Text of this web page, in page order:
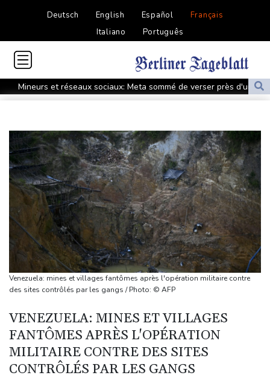
Deutsch English Español
Français
Italiano
Português
Mineurs et réseaux sociaux: Meta sommé de verser près d'un
milliard de dollars au Nouveau-Mexique
le soutient
Argentine: heurts entre police et manifestants hostiles à un
projet de loi sur la propriété privée
Yémen: au moins 58 soldats morts dans des attaques des
rebelles houthis
Colombie: investiture du président de la Espriella, allié de Trump
en guerre contre le narcotrafic
Marchés: retour de la nervosité sur le Moyen-Orient, l'Europe
s'offre tout de même des records
Wall Street termine en baisse, les incertitudes au Moyen-Orient
L'explosion d'une bombe dans un bus fait deux morts près de
Damas
Taïwan bloque un pont stratégique lors de la simulation d'une
invasion par la Chine
Venezuela: mines et villages fantômes après l'opération militaire contre
des sites contrôlés par les gangs / Photo: © AFP
VENEZUELA: MINES ET VILLAGES
FANTÔMES APRÈS L'OPÉRATION
MILITAIRE CONTRE DES SITES
CONTRÔLÉS PAR LES GANGS